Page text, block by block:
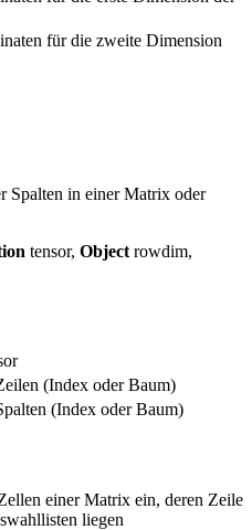
für die zweite Dimension
Spalten in einer Matrix oder
tensor, Object rowdim,
(Index oder Baum)
(Index oder Baum)
einer Matrix ein, deren Zeile
liegen